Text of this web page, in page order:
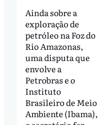
Ainda sobre a
exploração de
petróleo na Foz do
Rio Amazonas,
uma disputa que
envolve a
Petrobras e o
Instituto
Brasileiro de Meio
Ambiente (Ibama),